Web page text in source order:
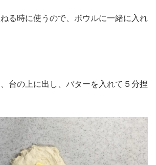
る時に使うので、ボウルに一緒に入れ
台の上に出し、バターを入れて５分捏